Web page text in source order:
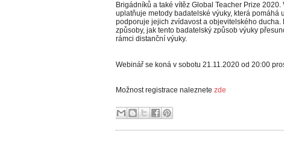
Brigádníků a také vítěz Global Teacher Prize
uplatňuje metody badatelské výuky, která pomáhá
podporuje jejich zvídavost a objevitelského
způsoby, jak tento badatelský způsob výuky
rámci distanční výuky.
Webinář se koná v sobotu 21.11.2020 od 20:00
Možnost registrace naleznete zde